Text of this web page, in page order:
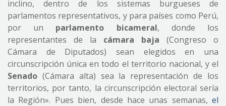
inclino, dentro de los sistemas burgueses de
parlamentos representativos, y para países como Perú,
por un parlamento bicameral, donde los
representantes de la cámara baja (Congreso o
Cámara de Diputados) sean elegidos en una
circunscripción única en todo el territorio nacional, y el
Senado (Cámara alta) sea la representación de los
territorios, por tanto, la circunscripción electoral sería
la Región». Pues bien, desde hace unas semanas, el